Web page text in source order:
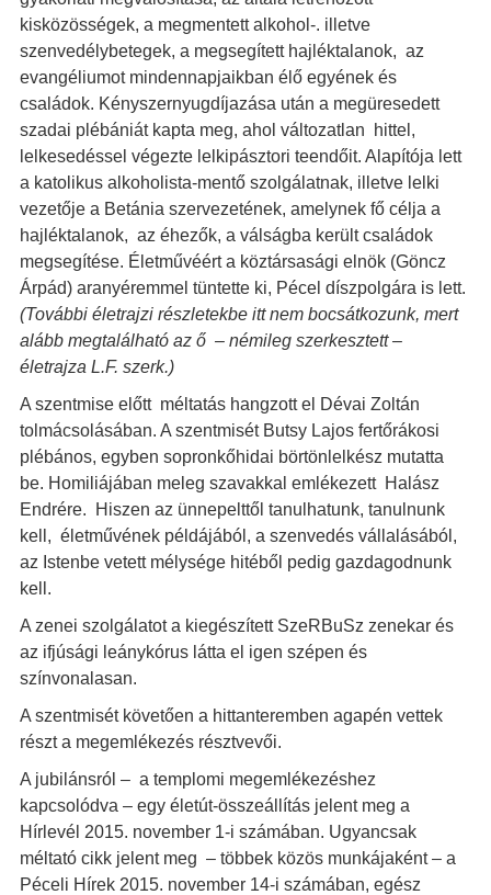
kisközösségek, a megmentett alkohol-. illetve
szenvedélybetegek, a megsegített hajléktalanok, az
evangéliumot mindennapjaikban élő egyének és
családok. Kényszernyugdíjazása után a megüresedett
szadai plébániát kapta meg, ahol változatlan hittel,
lelkesedéssel végezte lelkipásztori teendőit. Alapítója lett
a katolikus alkoholista-mentő szolgálatnak, illetve lelki
vezetője a Betánia szervezetének, amelynek fő célja a
hajléktalanok, az éhezők, a válságba került családok
megsegítése. Életművéért a köztársasági elnök (Göncz
Árpád) aranyéremmel tüntette ki, Pécel díszpolgára is lett.
(További életrajzi részletekbe itt nem bocsátkozunk, mert
alább megtalálható az ő – némileg szerkesztett –
életrajza L.F. szerk.)
A szentmise előtt méltatás hangzott el Dévai Zoltán
tolmácsolásában. A szentmisét Butsy Lajos fertőrákosi
plébános, egyben sopronkőhidai börtönlelkész mutatta
be. Homiliájában meleg szavakkal emlékezett Halász
Endrére. Hiszen az ünnepelttől tanulhatunk, tanulnunk
kell, életművének példájából, a szenvedés vállalásából,
az Istenbe vetett mélysége hitéből pedig gazdagodnunk
kell.
A zenei szolgálatot a kiegészített SzeRBuSz zenekar és
az ifjúsági leánykórus látta el igen szépen és
színvonalasan.
A szentmisét követően a hittanteremben agapén vettek
részt a megemlékezés résztvevői.
A jubilánsról – a templomi megemlékezéshez
kapcsolódva – egy életút-összeállítás jelent meg a
Hírlevél 2015. november 1-i számában. Ugyancsak
méltató cikk jelent meg – többek közös munkájaként – a
Péceli Hírek 2015. november 14-i számában, egész